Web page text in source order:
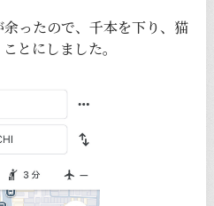
ったので、千本を下り、猫
とにしました。